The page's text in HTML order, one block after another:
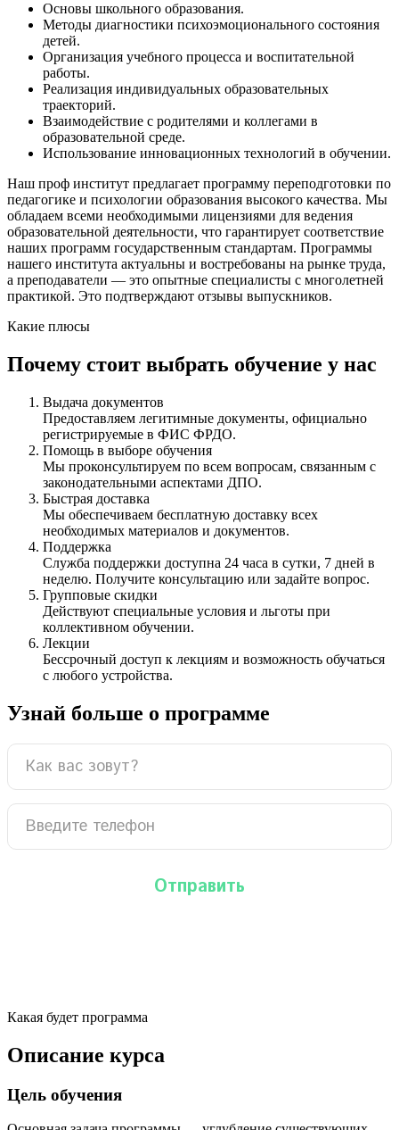
Основы школьного образования.
Методы диагностики психоэмоционального состояния
детей.
Организация учебного процесса и воспитательной
работы.
Реализация индивидуальных образовательных
траекторий.
Взаимодействие с родителями и коллегами в
образовательной среде.
Использование инновационных технологий в обучении.
Наш проф институт предлагает программу переподготовки по
педагогике и психологии образования высокого качества. Мы
обладаем всеми необходимыми лицензиями для ведения
образовательной деятельности, что гарантирует соответствие
наших программ государственным стандартам. Программы
нашего института актуальны и востребованы на рынке труда,
а преподаватели — это опытные специалисты с многолетней
практикой. Это подтверждают отзывы выпускников.
Какие плюсы
Почему стоит выбрать обучение у нас
Выдача документов
Предоставляем легитимные документы, официально
регистрируемые в ФИС ФРДО.
Помощь в выборе обучения
Мы проконсультируем по всем вопросам, связанным с
законодательными аспектами ДПО.
Быстрая доставка
Мы обеспечиваем бесплатную доставку всех
необходимых материалов и документов.
Поддержка
Служба поддержки доступна 24 часа в сутки, 7 дней в
неделю. Получите консультацию или задайте вопрос.
Групповые скидки
Действуют специальные условия и льготы при
коллективном обучении.
Лекции
Бессрочный доступ к лекциям и возможность обучаться
с любого устройства.
Узнай больше о программе
Какая будет программа
Описание курса
Цель обучения